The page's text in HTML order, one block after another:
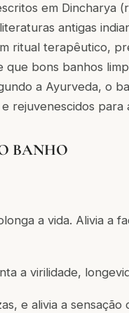
em Dincharya
antigas
ritual terapêutico,
bons banhos
a Ayurveda, o
rejuvenescidos para
BANHO
a vida. Alivia a
a virilidade,
e alivia a